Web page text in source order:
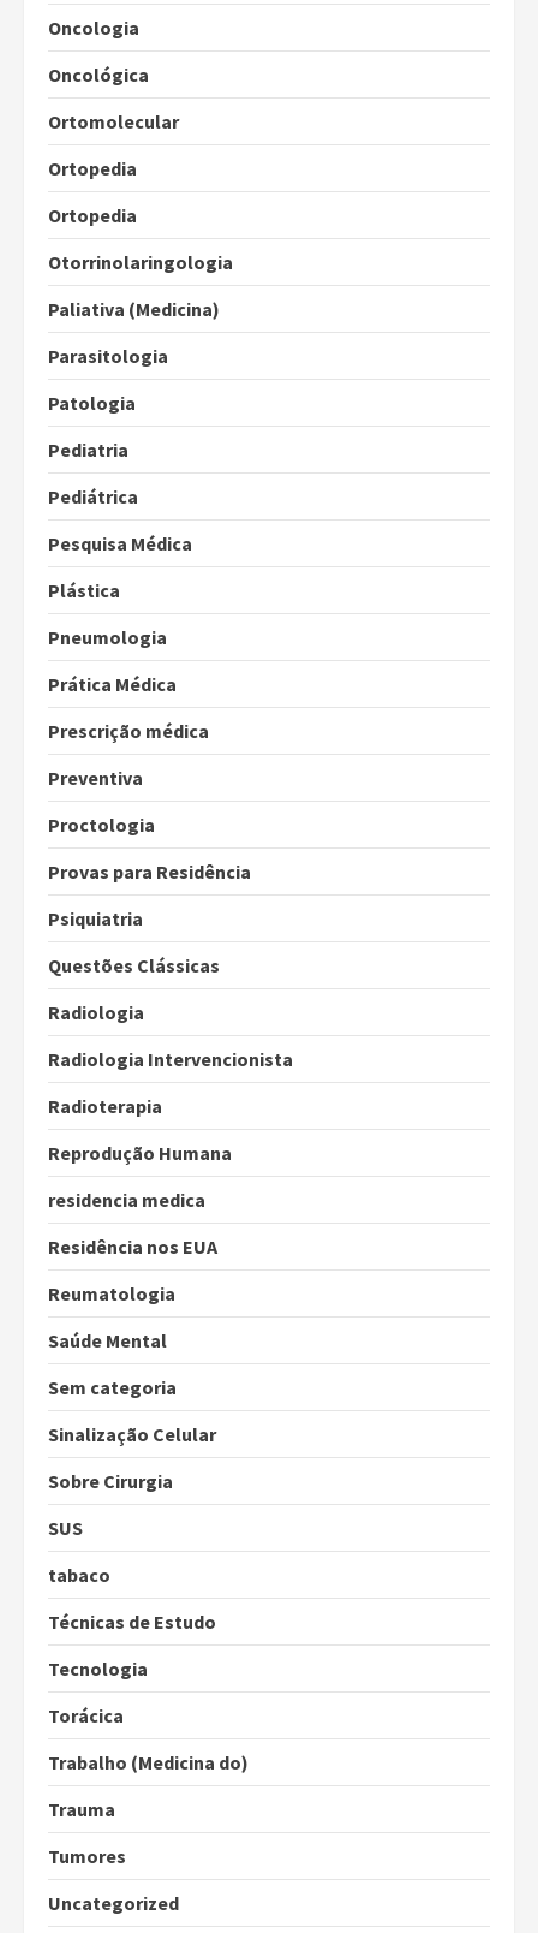
Oncologia
Oncológica
Ortomolecular
Ortopedia
Ortopedia
Otorrinolaringologia
Paliativa (Medicina)
Parasitologia
Patologia
Pediatria
Pediátrica
Pesquisa Médica
Plástica
Pneumologia
Prática Médica
Prescrição médica
Preventiva
Proctologia
Provas para Residência
Psiquiatria
Questões Clássicas
Radiologia
Radiologia Intervencionista
Radioterapia
Reprodução Humana
residencia medica
Residência nos EUA
Reumatologia
Saúde Mental
Sem categoria
Sinalização Celular
Sobre Cirurgia
SUS
tabaco
Técnicas de Estudo
Tecnologia
Torácica
Trabalho (Medicina do)
Trauma
Tumores
Uncategorized